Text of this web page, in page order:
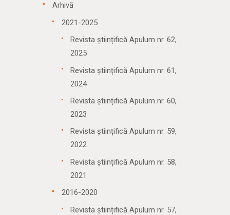
Arhivă
2021-2025
Revista științifică Apulum nr. 62,
2025
Revista științifică Apulum nr. 61,
2024
Revista științifică Apulum nr. 60,
2023
Revista științifică Apulum nr. 59,
2022
Revista științifică Apulum nr. 58,
2021
2016-2020
Revista științifică Apulum nr. 57,